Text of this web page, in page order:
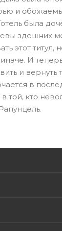
и
была
здешних
этот титул,
И
и вернуть
в
той, кто